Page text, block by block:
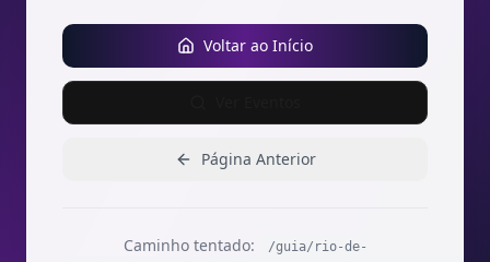
Voltar ao Início
Página Anterior
Caminho tentado:
/guia/rio-de-